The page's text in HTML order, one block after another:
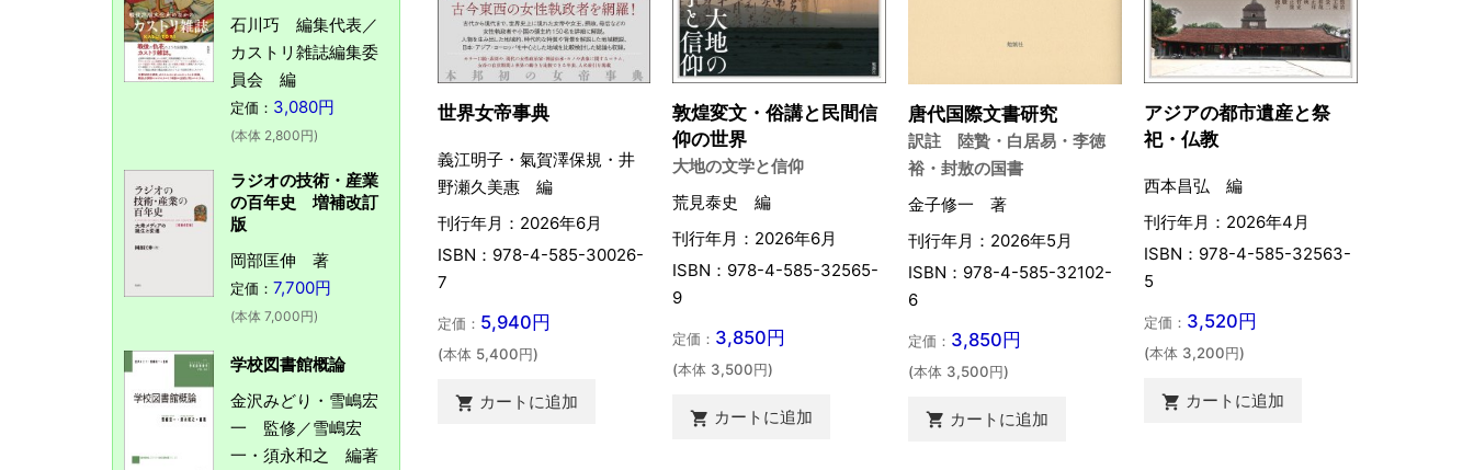
世界女帝事典
義江明子・氣賀澤保規・井
野瀬久美惠 編
刊行年月：2026年6月
ISBN：978-4-585-30026-
7
定価： 5,940円
(本体 5,400円)
 カートに追加
敦煌変文・俗講と民間信
仰の世界
大地の文学と信仰
荒見泰史 編
刊行年月：2026年6月
ISBN：978-4-585-32565-
9
定価： 3,850円
(本体 3,500円)
 カートに追加
唐代国際文書研究
訳註 陸贄・白居易・李徳
裕・封敖の国書
金子修一 著
刊行年月：2026年5月
ISBN：978-4-585-32102-
6
定価： 3,850円
(本体 3,500円)
 カートに追加
アジアの都市遺産と祭
祀・仏教
西本昌弘 編
刊行年月：2026年4月
ISBN：978-4-585-32563-
5
定価： 3,520円
(本体 3,200円)
 カートに追加
石川巧 編集代表／
カストリ雑誌編集委
員会 編
定価： 3,080円
(本体 2,800円)
ラジオの技術・産業
の百年史 増補改訂
版
岡部匡伸 著
定価： 7,700円
(本体 7,000円)
学校図書館概論
金沢みどり・雪嶋宏
一 監修／雪嶋宏
一・須永和之 編著